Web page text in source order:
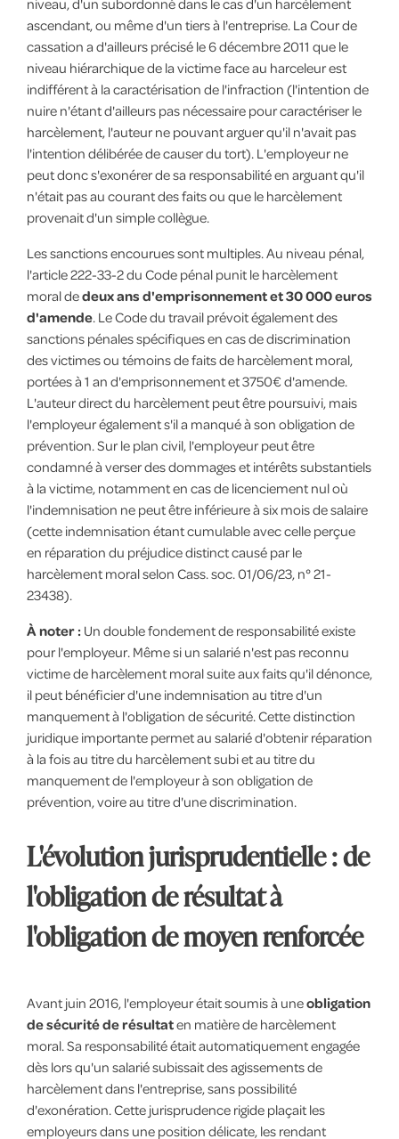
ascendant, ou même d'un tiers à l'entreprise. La Cour de
cassation a d'ailleurs précisé le 6 décembre 2011 que le
niveau hiérarchique de la victime face au harceleur est
indifférent à la caractérisation de l'infraction (l'intention de
nuire n'étant d'ailleurs pas nécessaire pour caractériser le
harcèlement, l'auteur ne pouvant arguer qu'il n'avait pas
l'intention délibérée de causer du tort). L'employeur ne
peut donc s'exonérer de sa responsabilité en arguant qu'il
n'était pas au courant des faits ou que le harcèlement
provenait d'un simple collègue.
Les sanctions encourues sont multiples. Au niveau pénal,
l'article 222-33-2 du Code pénal punit le harcèlement
moral dedeux ans d'emprisonnement et 30 000 euros
d'amende. Le Code du travail prévoit également des
sanctions pénales spécifiques en cas de discrimination
des victimes ou témoins de faits de harcèlement moral,
portées à 1 an d'emprisonnement et 3750€ d'amende.
L'auteur direct du harcèlement peut être poursuivi, mais
l'employeur également s'il a manqué à son obligation de
prévention. Sur le plan civil, l'employeur peut être
condamné à verser des dommages et intérêts substantiels
à la victime, notamment en cas de licenciement nul où
l'indemnisation ne peut être inférieure à six mois de salaire
(cette indemnisation étant cumulable avec celle perçue
en réparation du préjudice distinct causé par le
harcèlement moral selon Cass. soc. 01/06/23, n° 21-
23438).
À noter :Un double fondement de responsabilité existe
pour l'employeur. Même si un salarié n'est pas reconnu
victime de harcèlement moral suite aux faits qu'il dénonce,
il peut bénéficier d'une indemnisation au titre d'un
manquement à l'obligation de sécurité. Cette distinction
juridique importante permet au salarié d'obtenir réparation
à la fois au titre du harcèlement subi et au titre du
manquement de l'employeur à son obligation de
prévention, voire au titre d'une discrimination.
L'évolution jurisprudentielle : de
l'obligation de résultat à
l'obligation de moyen renforcée
Avant juin 2016, l'employeur était soumis à uneobligation
de sécurité de résultaten matière de harcèlement
moral. Sa responsabilité était automatiquement engagée
dès lors qu'un salarié subissait des agissements de
harcèlement dans l'entreprise, sans possibilité
d'exonération. Cette jurisprudence rigide plaçait les
employeurs dans une position délicate, les rendant